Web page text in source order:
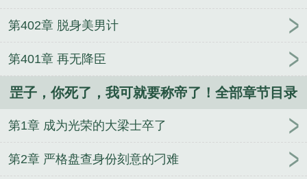
第402章 脱身美男计
第401章 再无降臣
罡子，你死了，我可就要称帝了！全部章节目录
第1章 成为光荣的大梁士卒了
第2章 严格盘查身份刻意的刁难